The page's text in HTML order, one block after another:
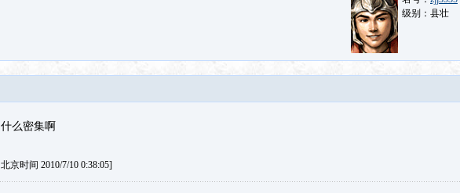
级别：县壮
么密集啊
京时间 2010/7/10 0:38:05]